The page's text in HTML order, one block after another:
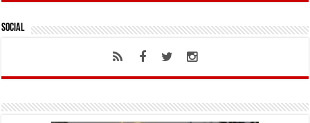
Social